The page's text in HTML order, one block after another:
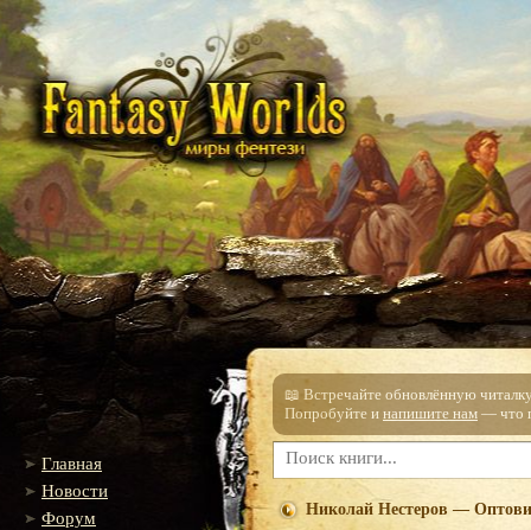
Главная
Новости
Форум
📖 Встречайте обновлённую
Попробуйте и напишите нам — что
Николай Нестеров —